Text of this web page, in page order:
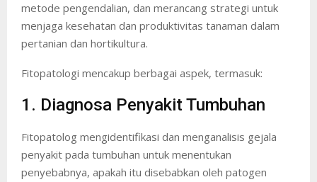
metode pengendalian, dan merancang strategi untuk
menjaga kesehatan dan produktivitas tanaman dalam
pertanian dan hortikultura.
Fitopatologi mencakup berbagai aspek, termasuk:
1. Diagnosa Penyakit Tumbuhan
Fitopatolog mengidentifikasi dan menganalisis gejala
penyakit pada tumbuhan untuk menentukan
penyebabnya, apakah itu disebabkan oleh patogen